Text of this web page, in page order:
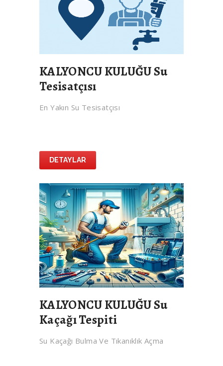
KALYONCU KULUĞU Su
Tesisatçısı
En Yakın Su Tesisatçısı
DETAYLAR
KALYONCU KULUĞU Su
Kaçağı Tespiti
Su Kaçağı Bulma Ve Tıkanıklık Açma